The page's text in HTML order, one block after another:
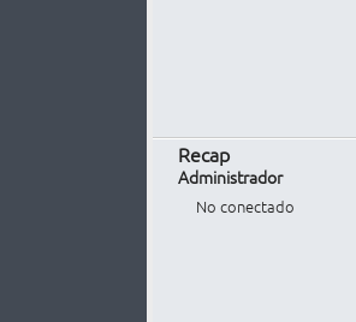
Recap
Administrador
No conectado